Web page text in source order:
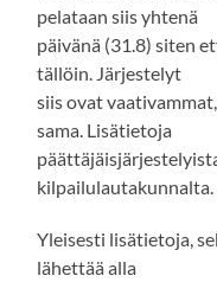
pelataan siis yhtenä
päivänä (31.8) siten
tällöin. Järjestelyt
siis ovat
sama. Lisätietoja
kilpailulautakunnalta.
Yleisesti lisätietoja,
lähettää alla